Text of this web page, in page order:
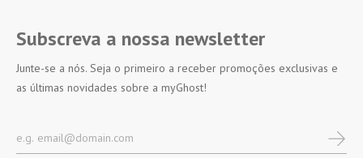
Subscreva a nossa newsletter
Junte-se a nós. Seja o primeiro a receber promoções exclusivas e
as últimas novidades sobre a myGhost!